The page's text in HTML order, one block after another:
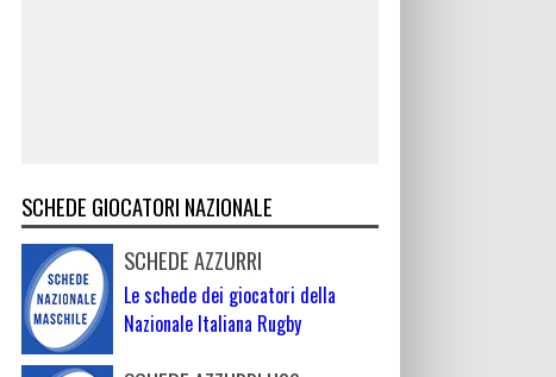
SCHEDE GIOCATORI NAZIONALE
SCHEDE AZZURRI
Le schede dei giocatori della
Nazionale Italiana Rugby